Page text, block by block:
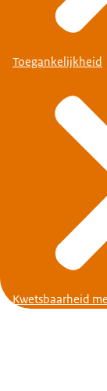
Toegankelijkheid
Kwetsbaarheid